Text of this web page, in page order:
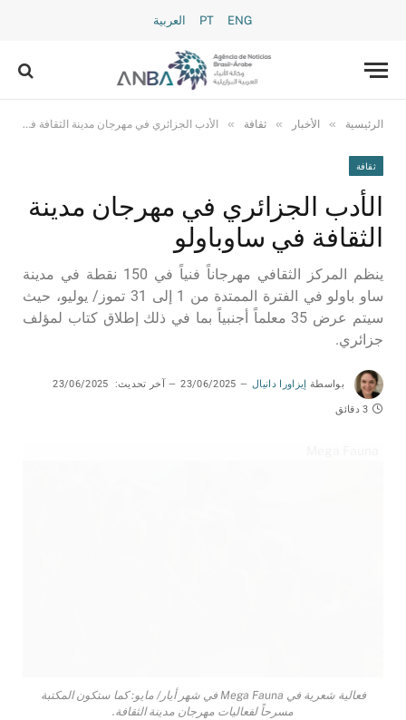
PT ENG العربية
الرئيسية » الأخبار » ثقافة » الأدب الجزائري في مهرجان مدينة الثقافة في ساوباولو
ثقافة
الأدب الجزائري في مهرجان مدينة
الثقافة في ساوباولو
ينظم المركز الثقافي مهرجاناً فنياً في 150 نقطة في مدينة
ساو باولو في الفترة الممتدة من 1 إلى 31 تموز/ يوليو، حيث
سيتم عرض 35 معلماً أجنبياً بما في ذلك إطلاق كتاب لمؤلف
جزائري.
بواسطة إيزاورا دانيال 23/06/2025 آخر تحديث: 23/06/2025
3 دقائق
فعالية شعرية في Mega Fauna في شهر أيار/ مايو: كما ستكون المكتبة
مسرحاً لفعاليات مهرجان مدينة الثقافة.